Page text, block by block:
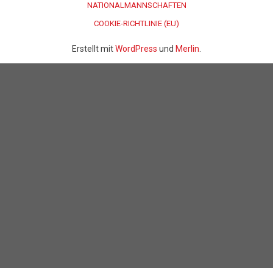
NATIONALMANNSCHAFTEN
COOKIE-RICHTLINIE (EU)
Erstellt mitWordPress und Merlin